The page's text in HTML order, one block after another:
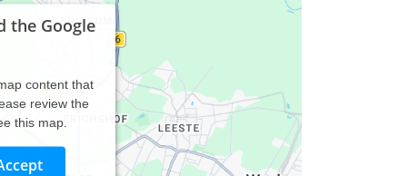
the Google
content that
review the
this map.